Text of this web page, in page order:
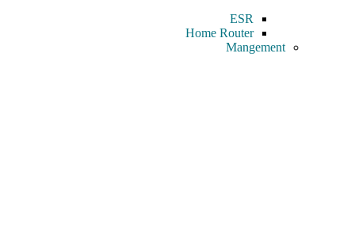
ESR
Home Router
Mangement